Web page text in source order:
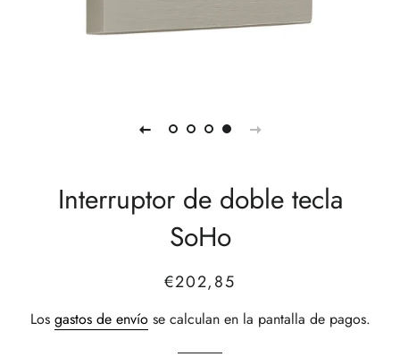
Interruptor de doble tecla
SoHo
Precio
Precio
venta
€202,85
Los gastos de envíose calculan en la pantalla de pagos.